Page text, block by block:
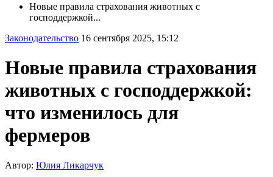
Новые правила страхования животных с
господдержкой...
Законодательство 16 сентября 2025, 15:12
Новые правила страхования
животных с господдержкой:
что изменилось для
фермеров
Автор: Юлия Ликарчук